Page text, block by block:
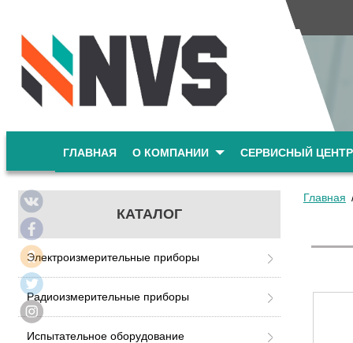
ГЛАВНАЯ О КОМПАНИИ СЕРВИСНЫЙ ЦЕНТР
КАТАЛОГ
Электроизмерительные приборы
Радиоизмерительные приборы
Испытательное оборудование
Главная